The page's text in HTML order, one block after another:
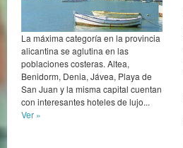
La máxima categoría en la provincia
alicantina se aglutina en las
poblaciones costeras. Altea,
Benidorm, Denia, Jávea, Playa de
San Juan y la misma capital cuentan
con interesantes hoteles de lujo...
Ver »